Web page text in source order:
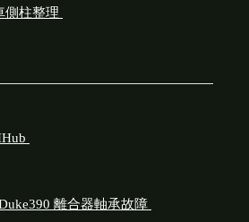
側柱整理
離合器軸承故障